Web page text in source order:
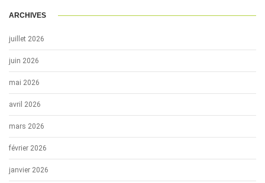
ARCHIVES
juillet 2026
juin 2026
mai 2026
avril 2026
mars 2026
février 2026
janvier 2026